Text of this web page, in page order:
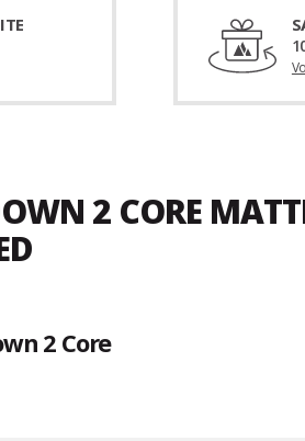
2 CORE
2 Core